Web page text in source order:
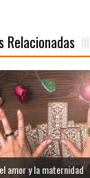
Relacionadas
amor y la maternidad